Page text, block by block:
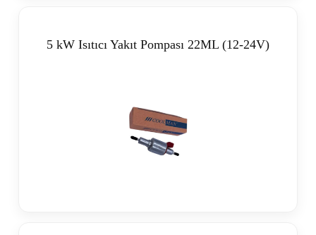
5 kW Isıtıcı Yakıt Pompası 22ML (12-24V)